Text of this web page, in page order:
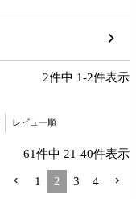
2件中 1-2件表示
レビュー順
61件中 21-40件表示
1 2 3 4